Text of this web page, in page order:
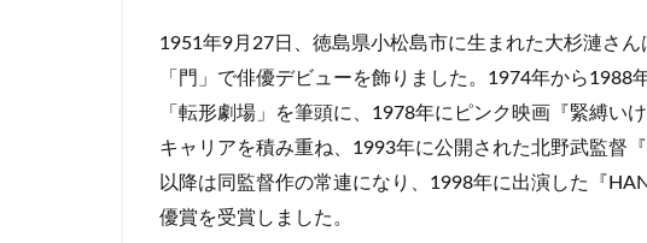
ネ
（1993
ゴジラ
（2016
1951年9月27日、徳島県小松島市に生まれた大杉漣さ
「門」で俳優デビューを飾りました。1974年から1988
「転形劇場」を筆頭に、1978年にピンク映画『緊縛い
キャリアを積み重ね、1993年に公開された北野武監督
以降は同監督作の常連になり、1998年に出演した『
優賞を受賞しました。